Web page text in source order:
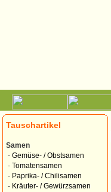
Tauschartikel
Samen
- Gemüse- / Obstsamen
- Tomatensamen
- Paprika- / Chilisamen
- Kräuter- / Gewürzsamen